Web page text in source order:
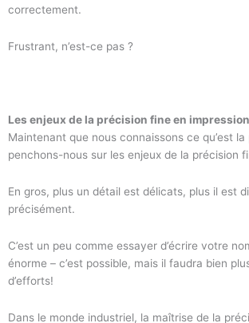
correctement.
Frustrant, n’est-ce pas ?
Les enjeux de la précision fine en
Maintenant que nous connaissons ce qu’est la
penchons-nous sur les enjeux de la précision
En gros, plus un détail est délicats, plus il est
précisément.
C’est un peu comme essayer d’écrire votre
énorme – c’est possible, mais il faudra bien
d’efforts!
Dans le monde industriel, la maîtrise de la